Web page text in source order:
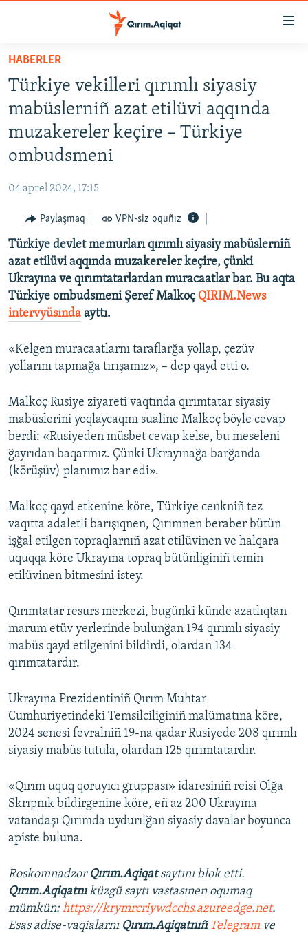
Esas
qaytmaq
Baş
navigatsiyağa
qaytmaq
Qıdıruvğa
HABERLER
SİYASET
İQTİSADİYAT
CEMİYET
İNSAN AQLARI
VİDEO
SÜRET
BLOGLAR
FİKİR
Українською
QOŞULIÑIZ!
RFE/RS bütün saytları
HABERLER
Türkiye vekilleri qırımlı siyasiy
mabüslerniñ azat etilüvi aqqında
muzakereler keçire – Türkiye
ombudsmeni
04 aprel 2024, 17:15
Paylaşmaq VPN-siz oquñız
Türkiye devlet memurları qırımlı siyasiy mabüslerniñ
azat etilüvi aqqında muzakereler keçire, çünki
Ukrayına ve qırımtatarlardan muracaatlar bar. Bu aqta
Türkiye ombudsmeni Şeref Malkoç QIRIM.News
intervyüsında ayttı.
«Kelgen muracaatlarnı taraflarğa yollap, çezüv
yollarını tapmağa tırışamız», – dep qayd etti o.
Malkoç Rusiye ziyareti vaqtında qırımtatar siyasiy
mabüslerini yoqlaycaqmı sualine Malkoç böyle cevap
berdi: «Rusiyeden müsbet cevap kelse, bu meseleni
ğayrıdan baqarmız. Çünki Ukrayınağa barğanda
(körüşüv) planımız bar edi».
Malkoç qayd etkenine köre, Türkiye cenkniñ tez
vaqıtta adaletli barışıqnen, Qırımnen beraber bütün
işğal etilgen topraqlarnıñ azat etilüvinen ve halqara
uquqqa köre Ukrayına topraq bütünliginiñ temin
etilüvinen bitmesini istey.
Qırımtatar resurs merkezi, bugünki künde azatlıqtan
marum etüv yerlerinde bulunğan 194 qırımlı siyasiy
mabüs qayd etilgenini bildirdi, olardan 134
qırımtatardır.
Ukrayına Prezidentiniñ Qırım Muhtar
Cumhuriyetindeki Temsilciliginiñ malümatına köre,
2024 senesi fevralniñ 19-na qadar Rusiyede 208 qırımlı
siyasiy mabüs tutula, olardan 125 qırımtatardır.
«Qırım uquq qoruyıcı gruppası» idaresiniñ reisi Olğa
Skrıpnık bildirgenine köre, eñ az 200 Ukrayına
vatandaşı Qırımda uydurılğan siyasiy davalar boyunca
apiste buluna.
Roskomnadzor Qırım.Aqiqatsaytını blok etti.
Qırım.Aqiqatnıküzgü saytı vastasınen oqumaq
mümkün:https://krymrcriywdcchs.azureedge.net.
Esas adise-vaqialarnı Qırım.Aqiqatnıñ Telegram ve